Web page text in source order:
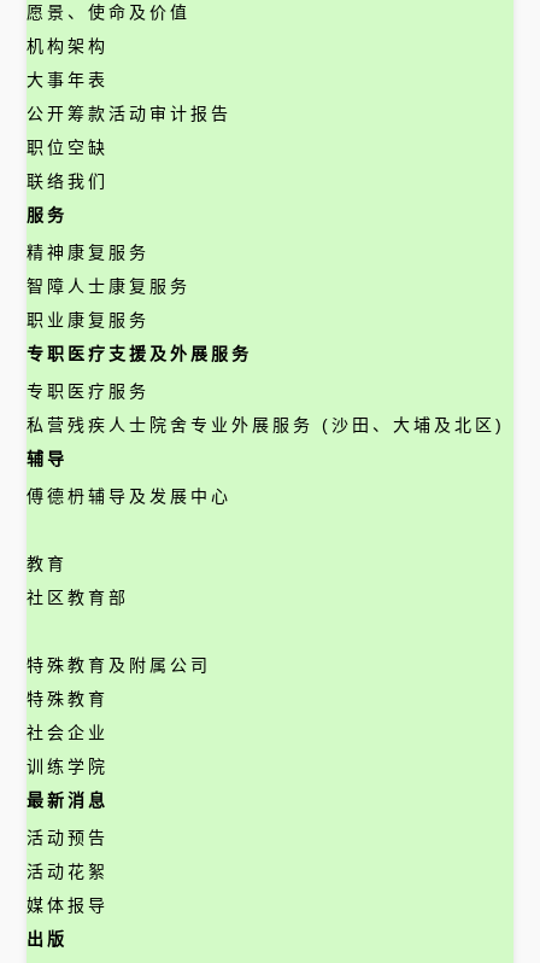
愿景、使命及价值
机构架构
大事年表
公开筹款活动审计报告
职位空缺
联络我们
服务
精神康复服务
智障人士康复服务
职业康复服务
专职医疗支援及外展服务
专职医疗服务
私营残疾人士院舍专业外展服务 (沙田、大埔及北区)
辅导
傅德枬辅导及发展中心
教育
社区教育部
特殊教育及附属公司
特殊教育
社会企业
训练学院
最新消息
活动预告
活动花絮
媒体报导
出版